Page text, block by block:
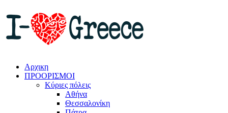
Αρχικη
ΠΡΟΟΡΙΣΜΟΙ
Κύριες πόλεις
Αθήνα
Θεσσαλονίκη